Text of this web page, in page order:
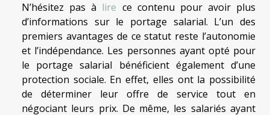
N’hésitez pas à lire ce contenu pour avoir plus
d’informations sur le portage salarial. L’un des
premiers avantages de ce statut reste l’autonomie
et l’indépendance. Les personnes ayant opté pour
le portage salarial bénéficient également d’une
protection sociale. En effet, elles ont la possibilité
de déterminer leur offre de service tout en
négociant leurs prix. De même, les salariés ayant